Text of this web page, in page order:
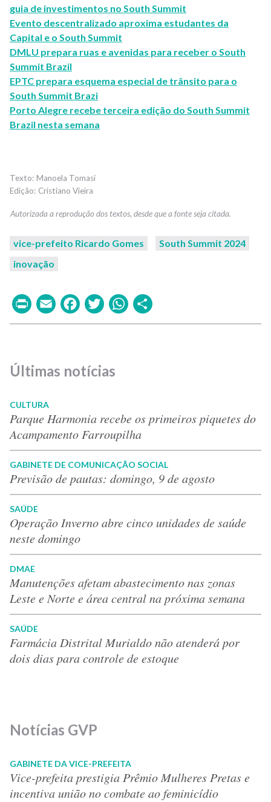
guia de investimentos no South Summit
Evento descentralizado aproxima estudantes da
Capital e o South Summit
DMLU prepara ruas e avenidas para receber o South
Summit Brazil
EPTC prepara esquema especial de trânsito para o
South Summit Brazi
Porto Alegre recebe terceira edição do South Summit
Brazil nesta semana
Manoela Tomasi
Cristiano Vieira
vice-prefeito Ricardo Gomes
South Summit 2024
inovação
PrintEmailFacebook
TwitterWhatsApp
Últimas notícias
CULTURA
Parque Harmonia recebe os primeiros piquetes do
Acampamento Farroupilha
GABINETE DE COMUNICAÇÃO SOCIAL
Previsão de pautas: domingo, 9 de agosto
SAÚDE
Operação Inverno abre cinco unidades de saúde
neste domingo
DMAE
Manutenções afetam abastecimento nas zonas
Leste e Norte e área central na próxima semana
SAÚDE
Farmácia Distrital Murialdo não atenderá por
dois dias para controle de estoque
Notícias GVP
GABINETE DA VICE-PREFEITA
Vice-prefeita prestigia Prêmio Mulheres Pretas e
incentiva união no combate ao feminicídio